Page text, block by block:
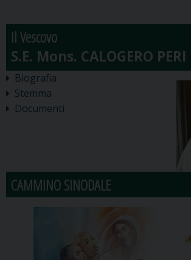
Il Vescovo
Biografia
Stemma
Documenti
CAMMINO SINODALE